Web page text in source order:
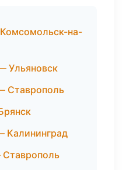
на-
Ульяновск
Ставрополь
Калининград